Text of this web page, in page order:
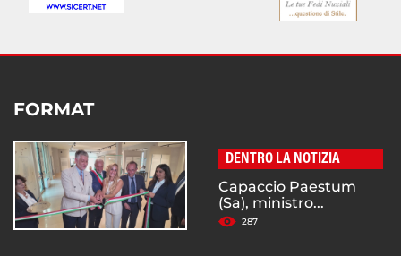
FORMAT
DENTRO LA NOTIZIA
Capaccio Paestum
(Sa), ministro...
287